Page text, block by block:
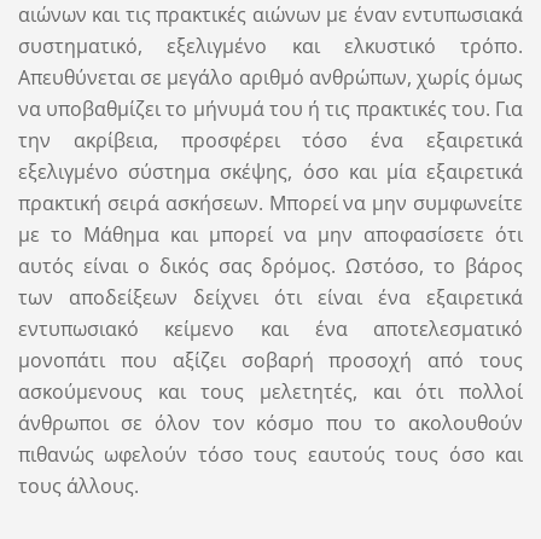
αιώνων και τις πρακτικές αιώνων με έναν εντυπωσιακά
συστηματικό, εξελιγμένο και ελκυστικό τρόπο.
Απευθύνεται σε μεγάλο αριθμό ανθρώπων, χωρίς όμως
να υποβαθμίζει το μήνυμά του ή τις πρακτικές του. Για
την ακρίβεια, προσφέρει τόσο ένα εξαιρετικά
εξελιγμένο σύστημα σκέψης, όσο και μία εξαιρετικά
πρακτική σειρά ασκήσεων. Μπορεί να μην συμφωνείτε
με το Μάθημα και μπορεί να μην αποφασίσετε ότι
αυτός είναι ο δικός σας δρόμος. Ωστόσο, το βάρος
των αποδείξεων δείχνει ότι είναι ένα εξαιρετικά
εντυπωσιακό κείμενο και ένα αποτελεσματικό
μονοπάτι που αξίζει σοβαρή προσοχή από τους
ασκούμενους και τους μελετητές, και ότι πολλοί
άνθρωποι σε όλον τον κόσμο που το ακολουθούν
πιθανώς ωφελούν τόσο τους εαυτούς τους όσο και
τους άλλους.